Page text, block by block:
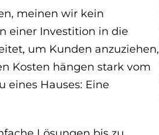
meinen wir kein
einer Investition in die
um Kunden anzuziehen,
Kosten hängen stark vom
Hauses: Eine